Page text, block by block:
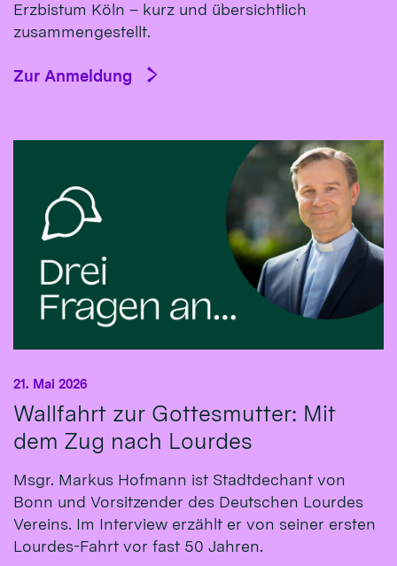
Erzbistum Köln – kurz und übersichtlich
zusammengestellt.
Zur Anmeldung
Wallfahrt zur Gottesmutter: Mit
dem Zug nach Lourdes
21. Mai 2026
Msgr. Markus Hofmann ist Stadtdechant von
Bonn und Vorsitzender des Deutschen Lourdes
Vereins. Im Interview erzählt er von seiner ersten
Lourdes-Fahrt vor fast 50 Jahren.